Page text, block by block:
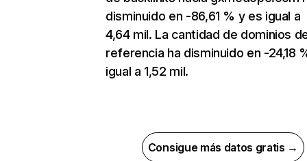
disminuido en -86,61 % y es igual a
4,64 mil. La cantidad de dominios
referencia ha disminuido en -24,18
igual a 1,52 mil.
Consigue más datos gratis →